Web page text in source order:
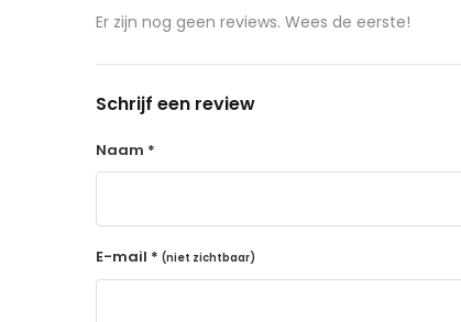
aangeschafte product terug naar de koper.
14 dagen retourtermijn
Binnen 14 dagen een terugbetaling na
De terugbetaling wordt gedaan via de
Er zijn nog geen reviews. Wees de eerste!
Schrijf een review
Naam *
E-mail * (niet zichtbaar)